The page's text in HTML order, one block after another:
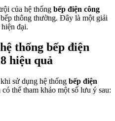
của hệ thống bếp điện công
thông thường. Đây là một giải
đại.
thống bếp điện
hiệu quả
sử dụng hệ thống bếp điện
có thể tham khảo một số lưu ý sau: